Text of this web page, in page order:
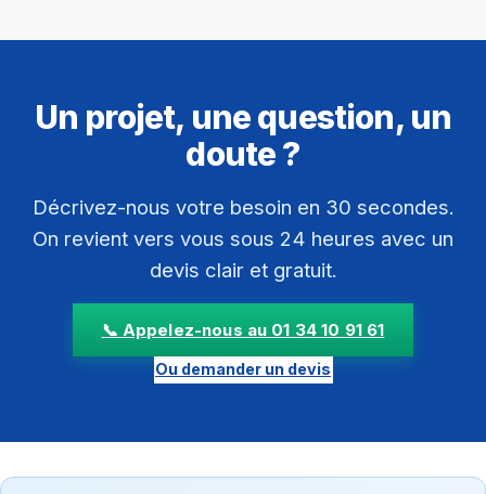
Un projet, une question, un
doute ?
Décrivez-nous votre besoin en 30 secondes.
On revient vers vous sous 24 heures avec un
devis clair et gratuit.
📞 Appelez-nous au 01 34 10 91 61
Ou demander un devis